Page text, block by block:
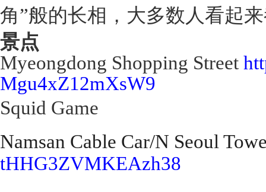
角”般的长相，大多数人看起
景点
Myeongdong Shopping Street
Mgu4xZ12mXsW9
Squid Game
Namsan Cable Car/N Seoul
tHHG3ZVMKEAzh38